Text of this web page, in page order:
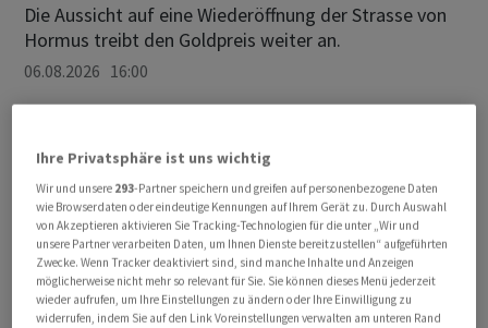
Die Aussicht auf eine Wiederöffnung der Strasse von
Hormus treibt den Goldpreis weiter an.
06.08.2026 16:00
Ihre Privatsphäre ist uns wichtig
Wir und unsere 293-Partner speichern und greifen auf personenbezogene Daten
wie Browserdaten oder eindeutige Kennungen auf Ihrem Gerät zu. Durch Auswahl
von Akzeptieren aktivieren Sie Tracking-Technologien für die unter „Wir und
unsere Partner verarbeiten Daten, um Ihnen Dienste bereitzustellen“ aufgeführten
Zwecke. Wenn Tracker deaktiviert sind, sind manche Inhalte und Anzeigen
möglicherweise nicht mehr so relevant für Sie. Sie können dieses Menü jederzeit
wieder aufrufen, um Ihre Einstellungen zu ändern oder Ihre Einwilligung zu
widerrufen, indem Sie auf den Link Voreinstellungen verwalten am unteren Rand